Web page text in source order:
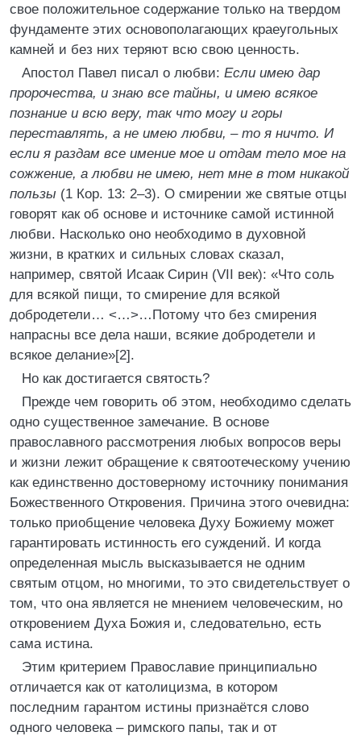
свое положительное содержание только на твердом
фундаменте этих основополагающих краеугольных
камней и без них теряют всю свою ценность.
Апостол Павел писал о любви: Если имею дар
пророчества, и знаю все тайны, и имею всякое
познание и всю веру, так что могу и горы
переставлять, а не имею любви, – то я ничто. И
если я раздам все имение мое и отдам тело мое на
сожжение, а любви не имею, нет мне в том никакой
пользы (1 Кор. 13: 2–3). О смирении же святые отцы
говорят как об основе и источнике самой истинной
любви. Насколько оно необходимо в духовной
жизни, в кратких и сильных словах сказал,
например, святой Исаак Сирин (VII век): «Что соль
для всякой пищи, то смирение для всякой
добродетели… <…>…Потому что без смирения
напрасны все дела наши, всякие добродетели и
всякое делание»[2].
Но как достигается святость?
Прежде чем говорить об этом, необходимо сделать
одно существенное замечание. В основе
православного рассмотрения любых вопросов веры
и жизни лежит обращение к святоотеческому учению
как единственно достоверному источнику понимания
Божественного Откровения. Причина этого очевидна:
только приобщение человека Духу Божиему может
гарантировать истинность его суждений. И когда
определенная мысль высказывается не одним
святым отцом, но многими, то это свидетельствует о
том, что она является не мнением человеческим, но
откровением Духа Божия и, следовательно, есть
сама истина.
Этим критерием Православие принципиально
отличается как от католицизма, в котором
последним гарантом истины признаётся слово
одного человека – римского папы, так и от